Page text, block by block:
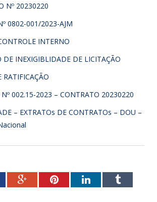
Nº 20230220
0802-001/2023-AJM
INTERNO
DE INEXIGIBLIDADE DE LICITAÇÃO
RATIFICAÇÃO
Nº 002.15-2023 – CONTRATO 20230220
– EXTRATOs DE CONTRATOs – DOU –
Google+PinterestLinkedInTumblr